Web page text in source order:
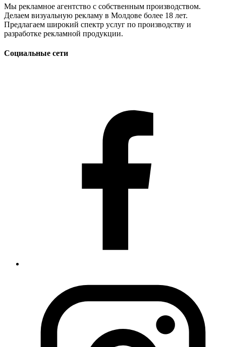
Мы рекламное агентство с собственным производством.
Делаем визуальную рекламу в Молдове более 18 лет.
Предлагаем широкий спектр услуг по производству и
разработке рекламной продукции.
Социальные сети